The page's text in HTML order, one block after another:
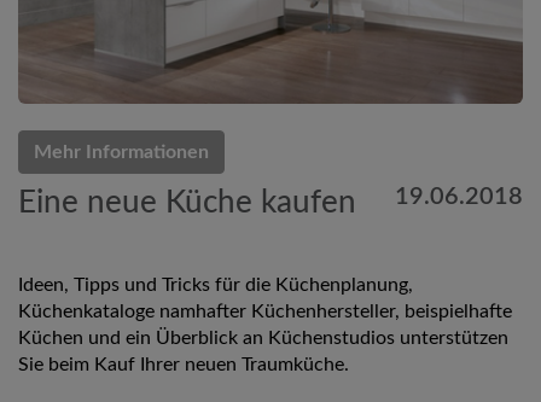
Mehr Informationen
Eine neue Küche kaufen 19.06.2018
Ideen, Tipps und Tricks für die Küchenplanung,
Küchenkataloge namhafter Küchenhersteller, beispielhafte
Küchen und ein Überblick an Küchenstudios unterstützen
Sie beim Kauf Ihrer neuen Traumküche.